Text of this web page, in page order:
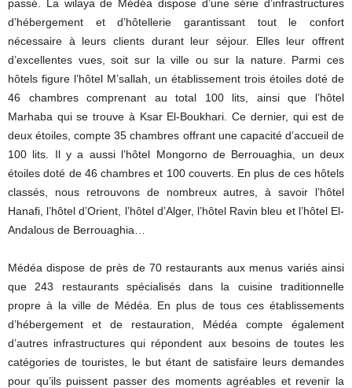
passé. La wilaya de Médéa dispose d’une série d’infrastructures
d’hébergement et d’hôtellerie garantissant tout le confort
nécessaire à leurs clients durant leur séjour. Elles leur offrent
d’excellentes vues, soit sur la ville ou sur la nature. Parmi ces
hôtels figure l’hôtel M’sallah, un établissement trois étoiles doté de
46 chambres comprenant au total 100 lits, ainsi que l’hôtel
Marhaba qui se trouve à Ksar El-Boukhari. Ce dernier, qui est de
deux étoiles, compte 35 chambres offrant une capacité d’accueil de
100 lits. Il y a aussi l’hôtel Mongorno de Berrouaghia, un deux
étoiles doté de 46 chambres et 100 couverts. En plus de ces hôtels
classés, nous retrouvons de nombreux autres, à savoir l’hôtel
Hanafi, l’hôtel d’Orient, l’hôtel d’Alger, l’hôtel Ravin bleu et l’hôtel El-
Andalous de Berrouaghia…
Médéa dispose de près de 70 restaurants aux menus variés ainsi
que 243 restaurants spécialisés dans la cuisine traditionnelle
propre à la ville de Médéa. En plus de tous ces établissements
d’hébergement et de restauration, Médéa compte également
d’autres infrastructures qui répondent aux besoins de toutes les
catégories de touristes, le but étant de satisfaire leurs demandes
pour qu’ils puissent passer des moments agréables et revenir la